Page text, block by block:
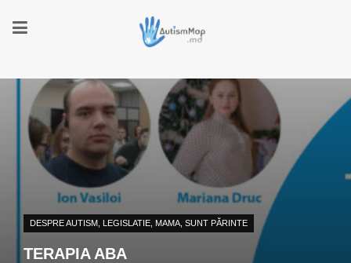
DESPRE AUTISM LEGISLATIE MAMA SUNT PĂRINTE
TERAPIA ABA